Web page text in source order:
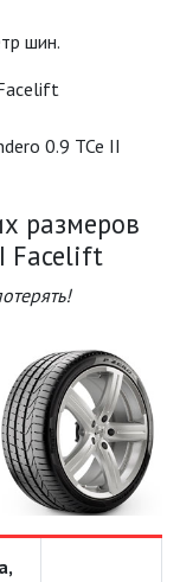
шин.
0.9 TCe II
размеров
Facelift